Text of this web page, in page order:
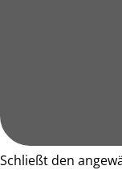
Schließt den